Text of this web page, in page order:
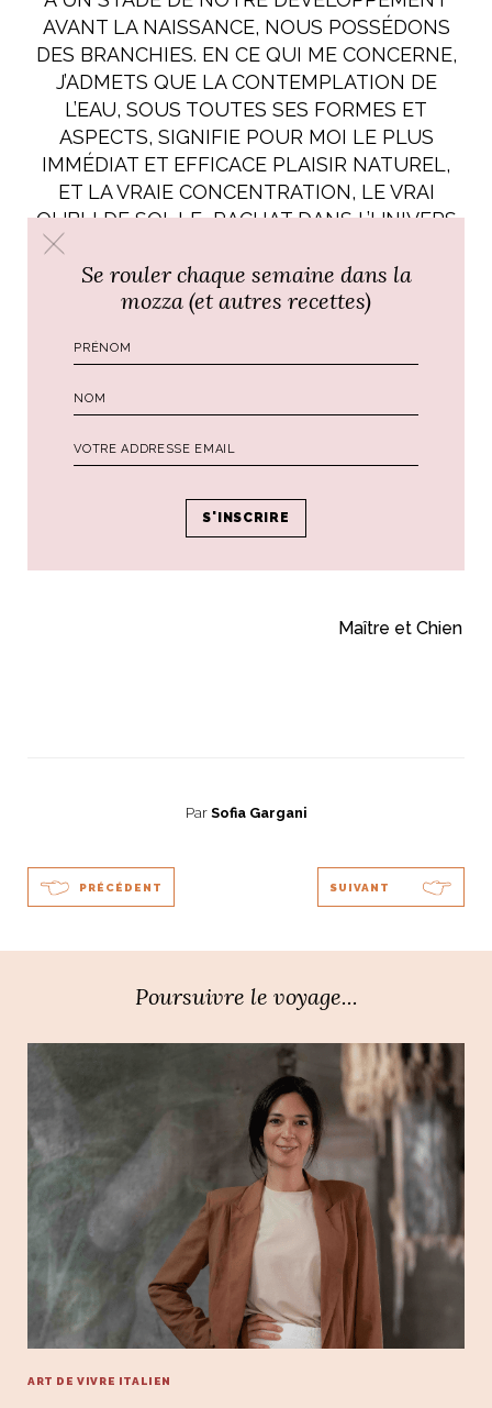
AVANT LA NAISSANCE, NOUS POSSÉDONS
DES BRANCHIES. EN CE QUI ME CONCERNE,
J’ADMETS QUE LA CONTEMPLATION DE
L’EAU, SOUS TOUTES SES FORMES ET
ASPECTS, SIGNIFIE POUR MOI LE PLUS
IMMÉDIAT ET EFFICACE PLAISIR NATUREL,
ET LA VRAIE CONCENTRATION, LE VRAI
OUBLI DE SOI, LE RACHAT DANS L’UNIVERS
AUTORISÉ UNIQUEMENT EN
CONTEMPLANT L’EAU.CELLE DE LA MER,
PORTER PAR EXEMPLE, DANS UN ÉTAT DE
DE MOI, OÙ JE PERDS CHAQUE SENSATION
DU TEMPS ET OÙ L’ENNUI DEVIENT UN
CONCEPT FUTILE.’
Maître et Chien
Par Sofia Gargani
PRÉCÉDENT SUIVANT
Poursuivre le voyage...
ART DE VIVRE ITALIEN
Se rouler chaque semaine dans la
mozza (et autres recettes)